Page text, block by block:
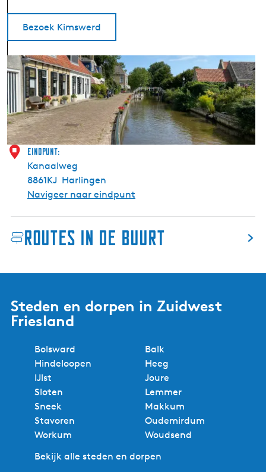
Bezoek Kimswerd
K
i
m
s
w
e
r
m
r
Eindpunt:
Kanaalweg
8861KJ Harlingen
Navigeer naar eindpunt
Routes in de buurt
Steden en dorpen in Zuidwest
Friesland
Bolsward
Balk
Hindeloopen
Heeg
IJlst
Joure
Sloten
Lemmer
Sneek
Makkum
Stavoren
Oudemirdum
Workum
Woudsend
Bekijk alle steden en dorpen